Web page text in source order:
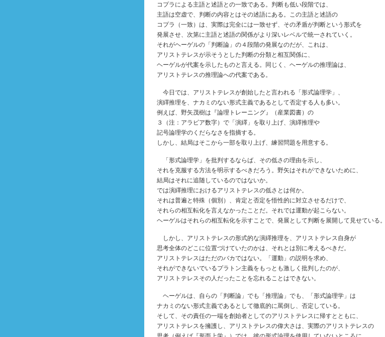
コプラによる主語と述語との一致である。判断も低い段階では、
主語は空虚で、判断の内容とはその述語にある。この主語と述語の
コプラ（一致）は、実際は完全には一致せず、その矛盾が判断という形式を
発展させ、次第に主語と述語の関係がより深いレベルで統一されていく。
それがヘーゲルの「判断論」の４段階の発展なのだが、これは、
アリストテレスが示そうとした判断の分類と相互関係に、
ヘーゲルが代案を示したものと言える。同じく、ヘーゲルの推理論は、
アリストテレスの推理論への代案である。
今日では、アリストテレスが創始したと言われる「形式論理学」、
演繹推理を、ナカミのない形式主義であるとして否定する人も多い。
例えば、野矢茂樹は『論理トレーニング』（産業図書）の
３（注：アラビア数字）で「演繹」を取り上げ、演繹推理や
記号論理学のくだらなさを指摘する。
しかし、結局はそこから一部を取り上げ、練習問題を用意する。
「形式論理学」を批判するならば、その低さの理由を示し、
それを克服する方法を明示するべきだろう。野矢はそれができないために、
結局はそれに追随しているのではないか。
では演繹推理におけるアリストテレスの低さとは何か。
それは普遍と特殊（個別）、肯定と否定を悟性的に対立させるだけで、
それらの相互転化を言えなかったことだ。それでは運動が起こらない。
ヘーゲルはそれらの相互転化を示すことで、発展として判断を展開して見せている。
しかし、アリストテレスの形式的な演繹推理を、アリストテレス自身が
思考全体のどこに位置づけていたのかは、それとは別に考えるべきだ。
アリストテレスはただのバカではない。「運動」の説明を求め、
それができないでいるプラトン主義をもっとも激しく批判したのが、
アリストテレスその人だったことを忘れることはできない。
ヘーゲルは、自らの「判断論」でも「推理論」でも、「形式論理学」は
ナカミのない形式主義であるとして徹底的に罵倒し、否定している。
そして、その責任の一端を創始者としてのアリストテレスに帰すとともに、
アリストテレスを擁護し、アリストテレスの偉大さは、実際のアリストテレスの